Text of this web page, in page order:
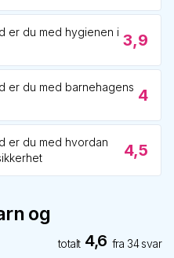
er du med hygienen i 3,9
er du med barnehagens 4
er du med hvordan
4,5
og
totalt 4,6 fra 34svar